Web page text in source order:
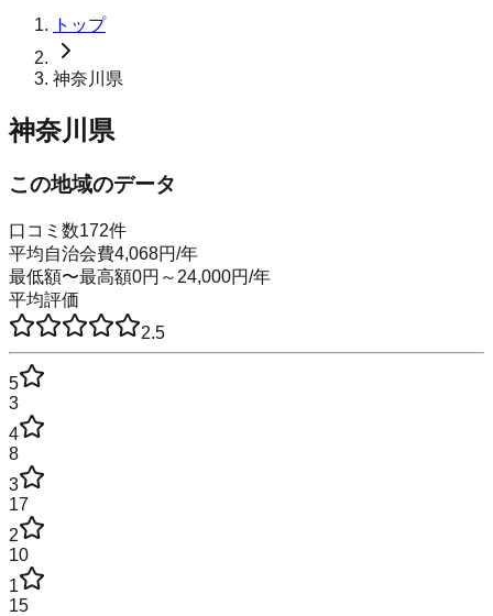
トップ
神奈川県
神奈川県
この地域のデータ
口コミ数172件
平均自治会費4,068円/年
最低額〜最高額0円～ 24,000円/年
平均評価
2.5
5
3
4
8
3
17
2
10
1
15